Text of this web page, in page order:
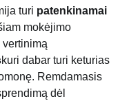
turi patenkinamai
mokėjimo
kuri dabar turi keturias
Remdamasis
dėl